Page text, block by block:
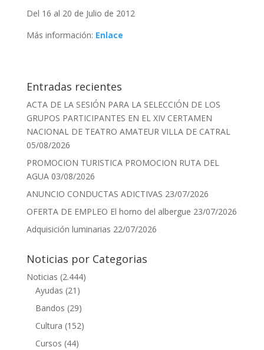
Del 16 al 20 de Julio de 2012
Más información: Enlace
Entradas recientes
ACTA DE LA SESIÓN PARA LA SELECCIÓN DE LOS
GRUPOS PARTICIPANTES EN EL XIV CERTAMEN
NACIONAL DE TEATRO AMATEUR VILLA DE CATRAL
05/08/2026
PROMOCION TURISTICA PROMOCION RUTA DEL
AGUA 03/08/2026
ANUNCIO CONDUCTAS ADICTIVAS 23/07/2026
OFERTA DE EMPLEO El horno del albergue 23/07/2026
Adquisición luminarias 22/07/2026
Noticias por Categorias
Noticias (2.444)
Ayudas (21)
Bandos (29)
Cultura (152)
Cursos (44)